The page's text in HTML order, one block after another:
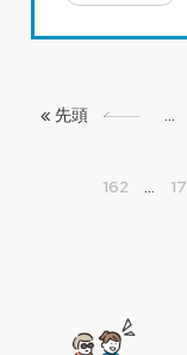
« 先頭 « ...
162 ...